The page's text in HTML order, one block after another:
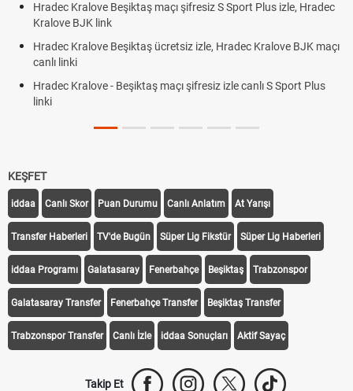
Hradec Kralove Beşiktaş maçı şifresiz S Sport Plus izle, Hradec
Kralove BJK link
Hradec Kralove Beşiktaş ücretsiz izle, Hradec Kralove BJK maçı
canlı linki
Hradec Kralove - Beşiktaş maçı şifresiz izle canlı S Sport Plus
linki
KEŞFET
iddaa Canlı Skor Puan Durumu Canlı Anlatım At Yarışı
Transfer Haberleri TV'de Bugün Süper Lig Fikstür Süper Lig Haberleri
iddaa Programı Galatasaray Fenerbahçe Beşiktaş Trabzonspor
Galatasaray Transfer Fenerbahçe Transfer Beşiktaş Transfer
Trabzonspor Transfer Canlı İzle iddaa Sonuçları Aktif Sayaç
Takip Et